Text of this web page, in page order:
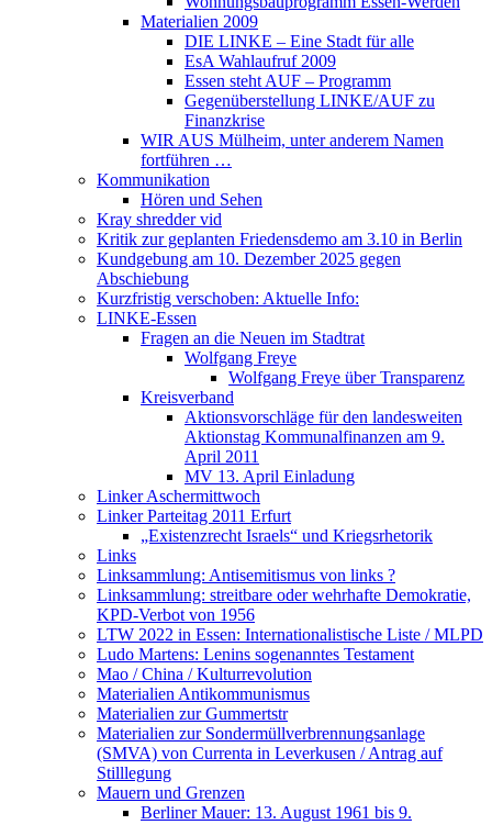
Materialien 2009
DIE LINKE – Eine Stadt für alle
EsA Wahlaufruf 2009
Essen steht AUF – Programm
Gegenüberstellung LINKE/AUF zu
Finanzkrise
WIR AUS Mülheim, unter anderem Namen
fortführen …
Kommunikation
Hören und Sehen
Kray shredder vid
Kritik zur geplanten Friedensdemo am 3.10 in Berlin
Kundgebung am 10. Dezember 2025 gegen
Abschiebung
Kurzfristig verschoben: Aktuelle Info:
LINKE-Essen
Fragen an die Neuen im Stadtrat
Wolfgang Freye
Wolfgang Freye über Transparenz
Kreisverband
Aktionsvorschläge für den landesweiten
Aktionstag Kommunalfinanzen am 9.
April 2011
MV 13. April Einladung
Linker Aschermittwoch
Linker Parteitag 2011 Erfurt
„Existenzrecht Israels“ und Kriegsrhetorik
Links
Linksammlung: Antisemitismus von links ?
Linksammlung: streitbare oder wehrhafte Demokratie,
KPD-Verbot von 1956
LTW 2022 in Essen: Internationalistische Liste / MLPD
Ludo Martens: Lenins sogenanntes Testament
Mao / China / Kulturrevolution
Materialien Antikommunismus
Materialien zur Gummertstr
Materialien zur Sondermüllverbrennungsanlage
(SMVA) von Currenta in Leverkusen / Antrag auf
Stilllegung
Mauern und Grenzen
Berliner Mauer: 13. August 1961 bis 9.